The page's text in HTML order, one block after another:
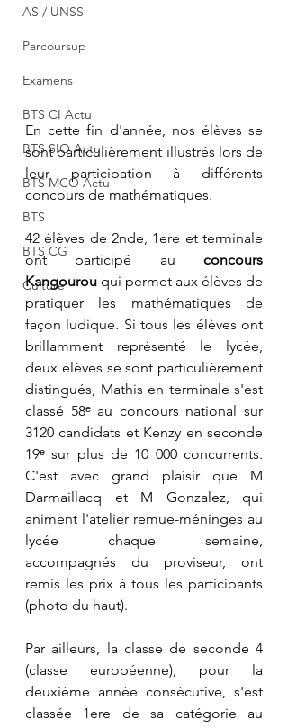
AS / UNSS
Parcoursup
Examens
BTS CI Actu
BTS SIO Actu
BTS MCO Actu
BTS
BTS CG
Culture
En cette fin d'année, nos élèves se
sont particulièrement illustrés lors de
leur participation à différents
concours de mathématiques.
42 élèves de 2nde, 1ere et terminale
ont participé au concours
Kangourou qui permet aux élèves de
pratiquer les mathématiques de
façon ludique. Si tous les élèves ont
brillamment représenté le lycée,
deux élèves se sont particulièrement
distingués, Mathis en terminale s'est
classé 58ᵉ au concours national sur
3120 candidats et Kenzy en seconde
19ᵉ sur plus de 10 000 concurrents.
C'est avec grand plaisir que M
Darmaillacq et M Gonzalez, qui
animent l'atelier remue-méninges au
lycée chaque semaine,
accompagnés du proviseur, ont
remis les prix à tous les participants
(photo du haut).
Par ailleurs, la classe de seconde 4
(classe européenne), pour la
deuxième année consécutive, s'est
classée 1ere de sa catégorie au